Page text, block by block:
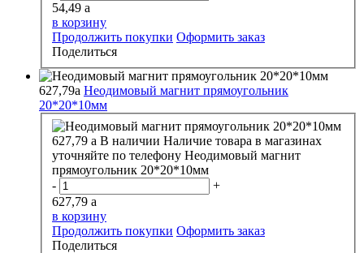
54,49 a
в корзину
Продолжить покупки Оформить заказ
Поделиться
627,79a Неодимовый магнит прямоугольник
20*20*10мм
627,79 a В наличии Наличие товара в магазинах
уточняйте по телефону Неодимовый магнит
прямоугольник 20*20*10мм
-
+
627,79 a
в корзину
Продолжить покупки Оформить заказ
Поделиться